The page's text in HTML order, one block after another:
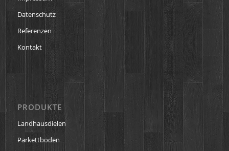
Datenschutz
Referenzen
Kontakt
PRODUKTE
Landhausdielen
Parkettböden